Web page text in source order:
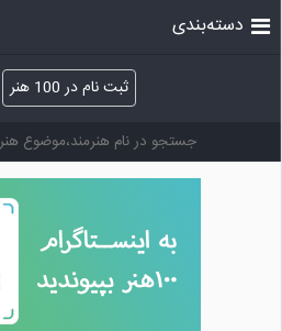
ثبت نام در 100 هنر
دسته‌بندی